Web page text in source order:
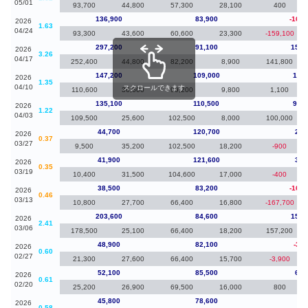
05/01
93,700
44,800 57,300 28,100 400
2026
04/24
1.63
136,900 83,900
-
93,300
43,600 60,600 23,300 -159,100
2026
04/17
3.26
297,200 91,100
252,400
44,800 82,200 8,900 141,800
2026
04/10
1.35
147,200 109,000
110,600
36,600 99,200 9,800 1,100
2026
04/03
1.22
135,100 110,500
109,500
25,600 102,500 8,000 100,000
2026
03/27
0.37
44,700 120,700
9,500
35,200 102,500 18,200 -900
2026
03/19
0.35
41,900 121,600
10,400
31,500 104,600 17,000 -400
2026
03/13
0.46
38,500 83,200
-
10,800
27,700 66,400 16,800 -167,700
2026
03/06
2.41
203,600 84,600
178,500
25,100 66,400 18,200 157,200
2026
02/27
0.60
48,900 82,100
-
21,300
27,600 66,400 15,700 -3,900
2026
02/20
0.61
52,100 85,500
25,200
26,900 69,500 16,000 800
2026 45,800 78,600
スクロールできます